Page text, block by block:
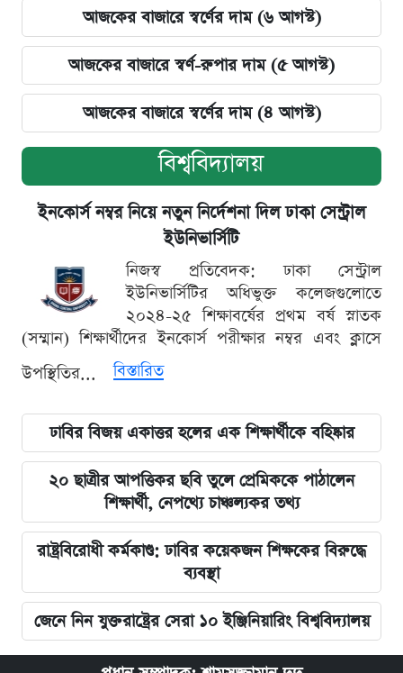
আজকের বাজারে স্বর্ণের দাম (৬ আগস্ট)
আজকের বাজারে স্বর্ণ-রুপার দাম (৫ আগস্ট)
আজকের বাজারে স্বর্ণের দাম (৪ আগস্ট)
বিশ্ববিদ্যালয়
ইনকোর্স নম্বর নিয়ে নতুন নির্দেশনা দিল ঢাকা সেন্ট্রাল
ইউনিভার্সিটি
নিজস্ব প্রতিবেদক: ঢাকা সেন্ট্রাল
ইউনিভার্সিটির অধিভুক্ত কলেজগুলোতে
২০২৪-২৫ শিক্ষাবর্ষের প্রথম বর্ষ স্নাতক
(সম্মান) শিক্ষার্থীদের ইনকোর্স পরীক্ষার নম্বর এবং ক্লাসে
উপস্থিতির...
বিস্তারিত
ঢাবির বিজয় একাত্তর হলের এক শিক্ষার্থীকে বহিষ্কার
২০ ছাত্রীর আপত্তিকর ছবি তুলে প্রেমিককে পাঠালেন
শিক্ষার্থী, নেপথ্যে চাঞ্চল্যকর তথ্য
রাষ্ট্রবিরোধী কর্মকাণ্ড: ঢাবির কয়েকজন শিক্ষকের বিরুদ্ধে
ব্যবস্থা
জেনে নিন যুক্তরাষ্ট্রের সেরা ১০ ইঞ্জিনিয়ারিং বিশ্ববিদ্যালয়